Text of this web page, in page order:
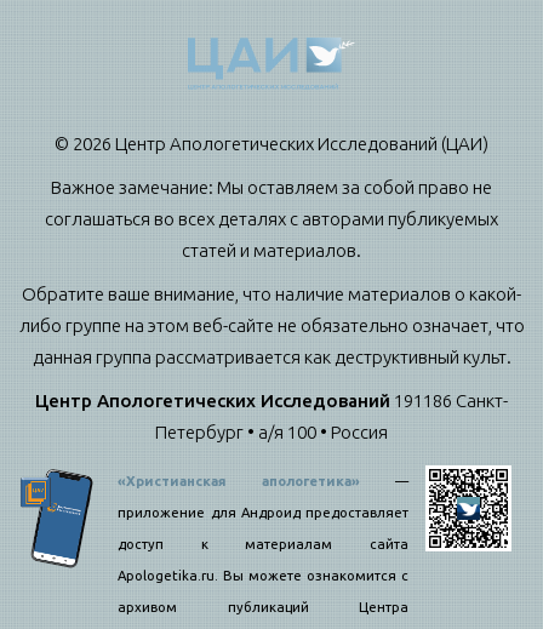
© 2026 Центр Апологетических Исследований (ЦАИ)
Важное замечание: Мы оставляем за собой право не
соглашаться во всех деталях с авторами публикуемых
статей и материалов.
Обратите ваше внимание, что наличие материалов о какой-
либо группе на этом веб-сайте не обязательно означает, что
данная группа рассматривается как деструктивный культ.
Центр Апологетических Исследований 191186 Санкт-
Петербург • а/я 100 • Россия
«Христианская апологетика»—
приложение для Андроид предоставляет
доступ к материалам сайта
Apologetika.ru. Вы можете ознакомится с
архивом публикаций Центра